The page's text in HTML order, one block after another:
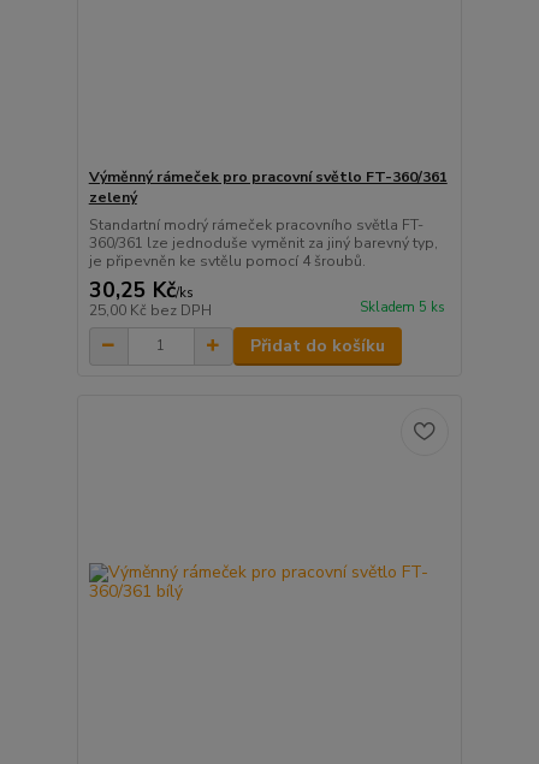
Výměnný rámeček pro pracovní světlo FT-360/361
zelený
Standartní modrý rámeček pracovního světla FT-
360/361 lze jednoduše vyměnit za jiný barevný typ,
je připevněn ke svtělu pomocí 4 šroubů.
30,25 Kč/ks
25,00 Kč bez DPH Skladem 5 ks
Přidat do košíku